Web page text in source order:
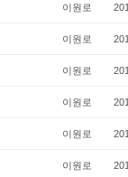
이원로
이원로
이원로
이원로
이원로
이원로